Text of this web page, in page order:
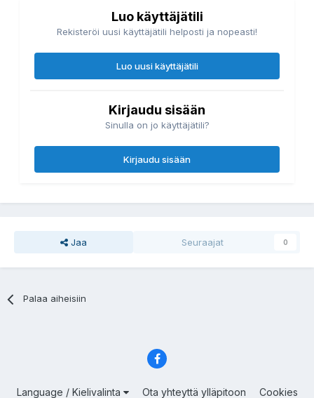
Luo käyttäjätili
Rekisteröi uusi käyttäjätili helposti ja nopeasti!
Luo uusi käyttäjätili
Kirjaudu sisään
Sinulla on jo käyttäjätili?
Kirjaudu sisään
Jaa Seuraajat 0
Palaa aiheisiin
Language / Kielivalinta Ota yhteyttä ylläpitoon Cookies